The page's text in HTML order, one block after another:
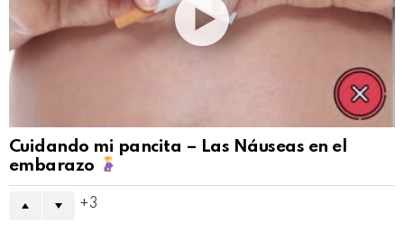
Cuidando mi pancita – Las Náuseas en el
embarazo
3